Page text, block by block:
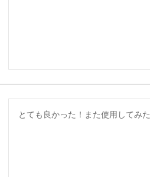
とても良かった！また使用してみ